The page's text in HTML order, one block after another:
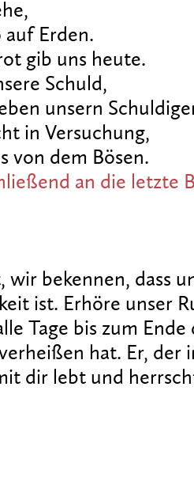
Erden.
gib uns heute.
Schuld,
unsern
in Versuchung,
von dem Bösen.
an die letzte
bekennen, dass
ist. Erhöre unser
Tage bis zum
hat. Er, der
dir lebt und